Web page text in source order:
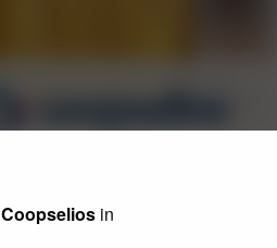
Coopselios in